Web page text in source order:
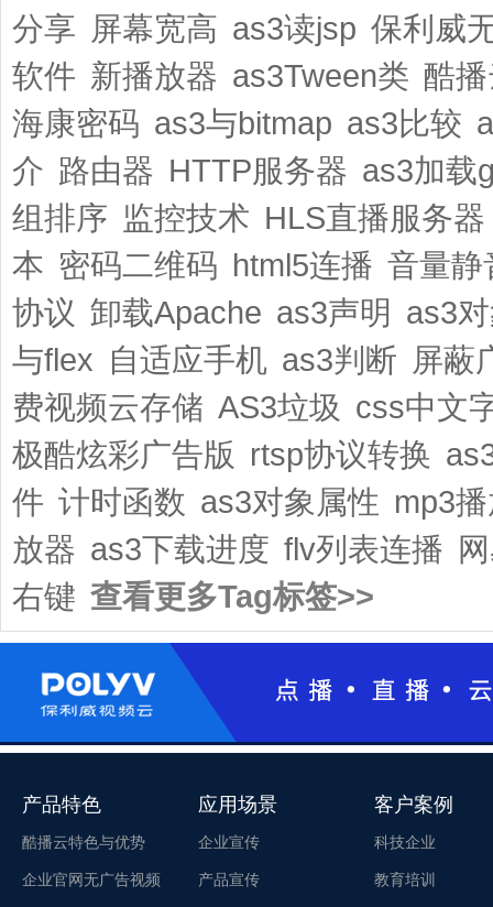
分享 屏幕宽高 as3读jsp 保利威
软件 新播放器 as3Tween类 酷
海康密码 as3与bitmap as3比较
介 路由器 HTTP服务器 as3加载
组排序 监控技术 HLS直播服务器
本 密码二维码 html5连播 音量静
协议 卸载Apache as3声明 as3
与flex 自适应手机 as3判断 屏蔽
费视频云存储 AS3垃圾 css中文
极酷炫彩广告版 rtsp协议转换
件 计时函数 as3对象属性 mp3
放器 as3下载进度 flv列表连播
右键 查看更多Tag标签>>
产品特色
酷播云特色与优势
企业官网无广告视频
应用场景
企业宣传
产品宣传
客户案例
科技企业
教育培训